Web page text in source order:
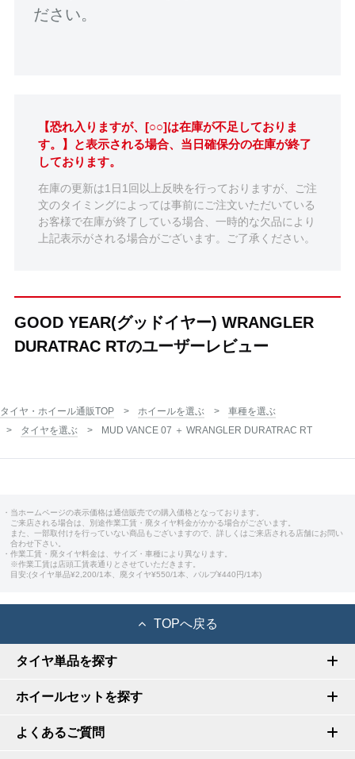
ださい。
【恐れ入りますが、[○○]は在庫が不足しておりま
す。】と表示される場合、当日確保分の在庫が終了
しております。
在庫の更新は1日1回以上反映を行っておりますが、ご注
文のタイミングによっては事前にご注文いただいている
お客様で在庫が終了している場合、一時的な欠品により
上記表示がされる場合がございます。ご了承ください。
GOOD YEAR(グッドイヤー) WRANGLER
DURATRAC RTのユーザーレビュー
タイヤ・ホイール通販TOP ホイールを選ぶ
車種を選ぶ
タイヤを選ぶ
MUD VANCE 07 ＋ WRANGLER DURATRAC RT
・当ホームページの表示価格は通信販売での購入価格となっております。
ご来店される場合は、別途作業工賃・廃タイヤ料金がかかる場合がございます。
また、一部取付けを行っていない商品もございますので、詳しくはご来店される店舗にお問い
合わせ下さい。
・作業工賃・廃タイヤ料金は、サイズ・車種により異なります。
※作業工賃は店頭工賃表通りとさせていただきます。
目安:(タイヤ単品¥2,200/1本、廃タイヤ¥550/1本、バルブ¥440円/1本)
TOPへ戻る
タイヤ単品を探す
ホイールセットを探す
よくあるご質問